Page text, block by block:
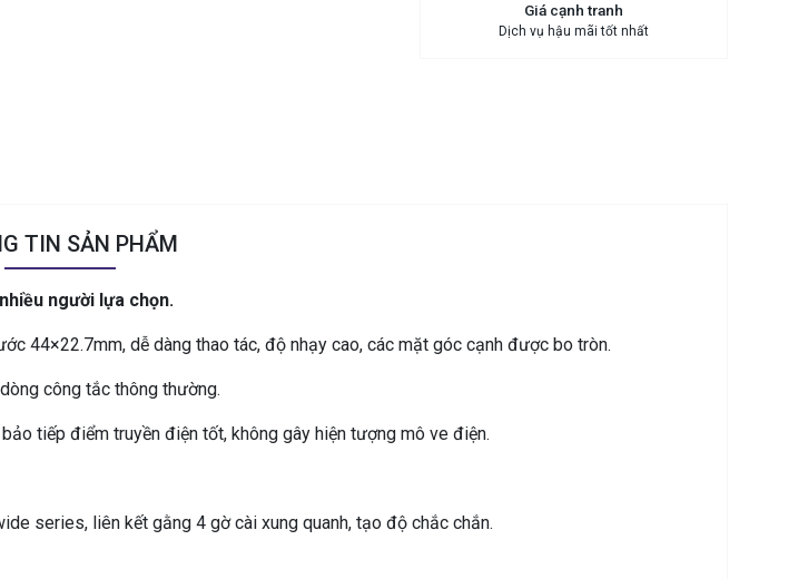
Giá cạnh tranh
Dịch vụ hậu mãi tốt nhất
TIN SẢN PHẨM
người lựa chọn.
44×22.7mm, dễ dàng thao tác, độ nhạy cao, các mặt góc cạnh được bo tròn.
công tắc thông thường.
tiếp điểm truyền điện tốt, không gây hiện tượng mô ve điện.
series, liên kết gằng 4 gờ cài xung quanh, tạo độ chắc chắn.